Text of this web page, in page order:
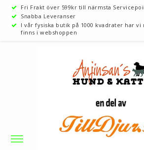
Fri Frakt över 599kr till närmsta
Snabba Leveranser
I vår fysiska butik på 1000 kvadrater har
finns i webshoppen
Toggle
navigation